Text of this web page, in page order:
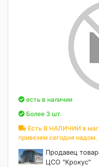
есть в наличии
Более 3 шт.
Есть В НАЛИЧИИ в
привезем сегодня надом.
Продавец
ЦСО "Крокус"